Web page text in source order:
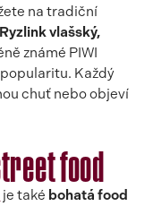
na tradiční
vlašský,
známé PIWI
Každý
chuť nebo objeví
food
je také bohatá food